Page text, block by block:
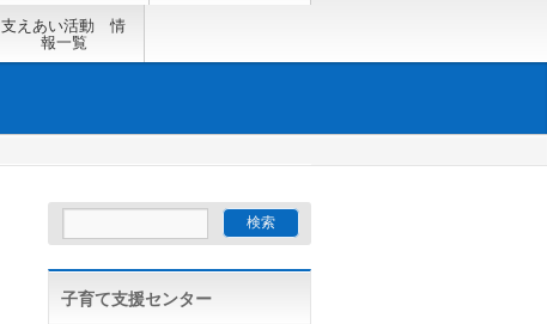
支えあい活動 情
報一覧
子育て支援センター